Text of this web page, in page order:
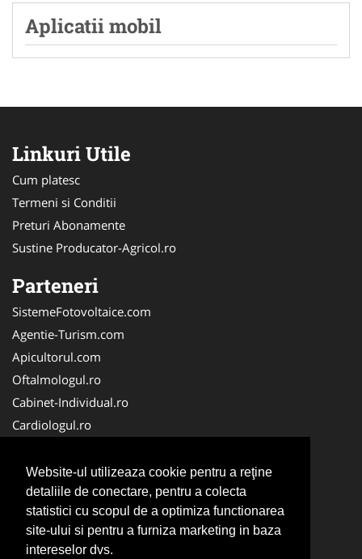
Website-ul utilizeaza cookie pentru a reţine
detaliile de conectare, pentru a colecta
statistici cu scopul de a optimiza functionarea
site-ului si pentru a furniza marketing in baza
intereselor dvs.
Aplicatii mobil
Linkuri Utile
Cum platesc
Termeni si Conditii
Preturi Abonamente
Sustine Producator-Agricol.ro
Parteneri
SistemeFotovoltaice.com
Agentie-Turism.com
Apicultorul.com
Oftalmologul.ro
Cabinet-Individual.ro
Cardiologul.ro
CramaVinuri.ro
Centru-Copiere.ro
CentruInchirieri.ro
Medic-Bun.com